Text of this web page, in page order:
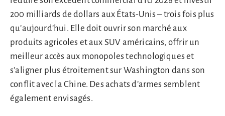
200 milliards de dollars aux États-Unis – trois fois plus
qu’aujourd’hui. Elle doit ouvrir son marché aux
produits agricoles et aux SUV américains, offrir un
meilleur accès aux monopoles technologiques et
s’aligner plus étroitement sur Washington dans son
conflit avec la Chine. Des achats d’armes semblent
également envisagés.